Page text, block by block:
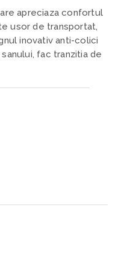
apreciaza confortul
usor de transportat,
inovativ anti-colici
fac tranzitia de